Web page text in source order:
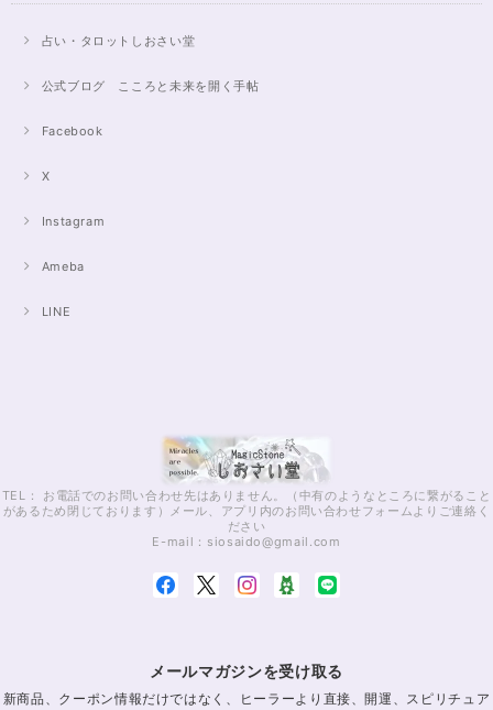
占い・タロットしおさい堂
公式ブログ こころと未来を開く手帖
Facebook
X
Instagram
Ameba
LINE
TEL： お電話でのお問い合わせ先はありません。（中有のようなところに繋がること
があるため閉じております）メール、アプリ内のお問い合わせフォームよりご連絡く
ださい
E-mail： siosaido@gmail.com
メールマガジンを受け取る
新商品、クーポン情報だけではなく、ヒーラーより直接、開運、スピリチュア